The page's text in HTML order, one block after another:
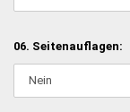
06. Seitenauflagen: